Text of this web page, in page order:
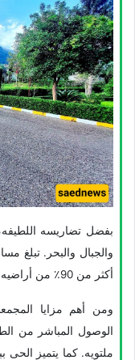
بفضل تضاریسه
أکثر من 90٪ من أراضیه.
ومن أهم مزایا
الوصول المباشر من
ملتویه. کما یتمیز